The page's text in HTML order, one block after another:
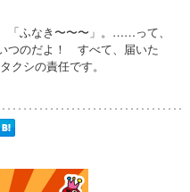
ふなき〜〜〜」。……って、
つのだよ！ すべて、届いた
クシの責任です。